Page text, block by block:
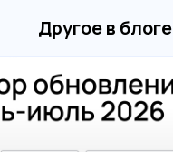
Другое в блоге